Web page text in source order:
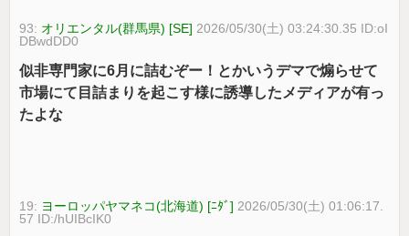
93: オリエンタル(群馬県) [SE] 2026/05/30(土) 03:24:30.35 ID:oI
DBwdDD0
似非専門家に6月に詰むぞー！とかいうデマで煽らせて
市場にて目詰まりを起こす様に誘導したメディアが有っ
たよな
19: ヨーロッパヤマネコ(北海道) [ﾆﾀﾞ] 2026/05/30(土) 01:06:17.
57 ID:/hUIBcIK0